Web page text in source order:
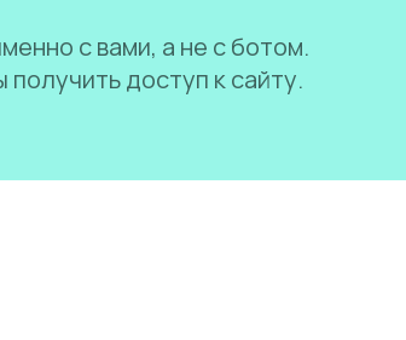
с вами, а не с ботом.
доступ к сайту.